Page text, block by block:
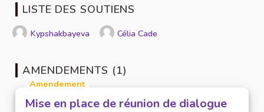
LISTE DES SOUTIENS
Kypshakbayeva Célia Cade
AMENDEMENTS (1)
Amendement
Mise en place de réunion de dialogue